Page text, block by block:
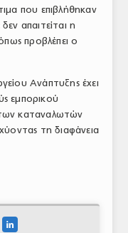
που επιβλήθηκαν
απαιτείται η
προβλέπει ο
Ανάπτυξης έχει
εμπορικού
καταναλωτών
τη διαφάνεια
